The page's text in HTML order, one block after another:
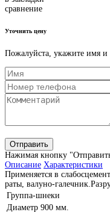
сравнение
Уточнить цену
Пожалуйста, укажите имя и
Отправить
Нажимая кнопку
Описание Характеристики
Применяется в
раты, валуно-
Группа-шнеки
Диаметр 900 мм.